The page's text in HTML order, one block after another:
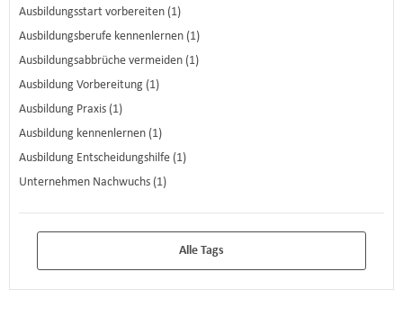
Ausbildungsstart vorbereiten (1)
Ausbildungsberufe kennenlernen (1)
Ausbildungsabbrüche vermeiden (1)
Ausbildung Vorbereitung (1)
Ausbildung Praxis (1)
Ausbildung kennenlernen (1)
Ausbildung Entscheidungshilfe (1)
Unternehmen Nachwuchs (1)
Alle Tags